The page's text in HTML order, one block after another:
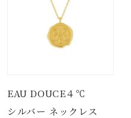
EAU DOUCE４℃
シルバー ネックレス